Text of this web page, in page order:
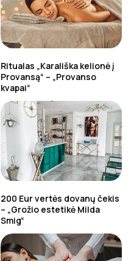
Ritualas „Karališka kelionė į
Provansą“ – „Provanso
kvapai“
200 Eur vertės dovanų čekis
– „Grožio estetikė Milda
Smig“